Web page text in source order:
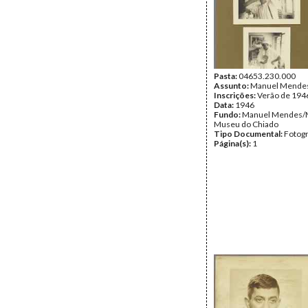
Pasta:04653.230.000
Assunto:Manuel
Inscrições:Verão de
Data: 1946
Fundo:Manuel Mendes/
Museu do Chiado
Tipo Documental:
Página(s): 1